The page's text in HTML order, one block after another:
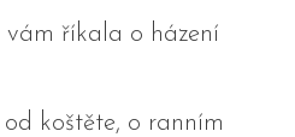
vám říkala o házení
koštěte, o ranním